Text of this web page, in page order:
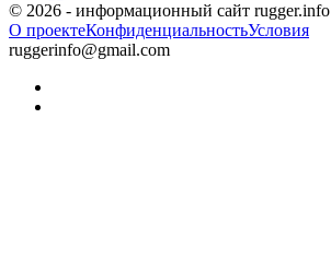
© 2026 - информационный сайт rugger.info
О проектеКонфиденциальностьУсловия
ruggerinfo@gmail.com